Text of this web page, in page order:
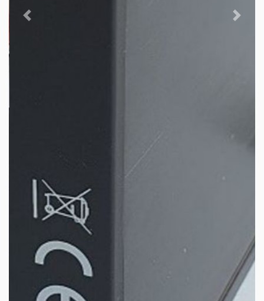
Previous Next